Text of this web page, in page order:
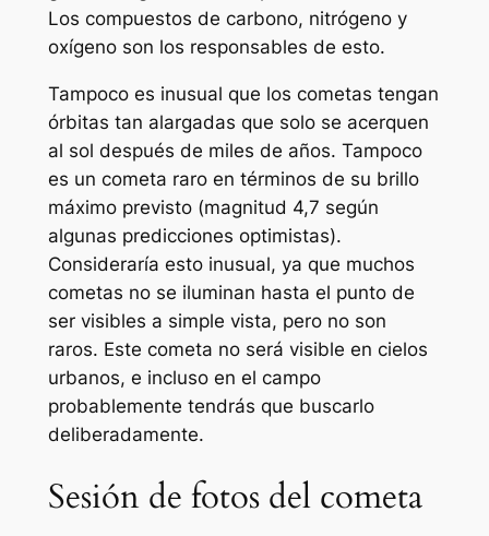
Los compuestos de carbono, nitrógeno y
oxígeno son los responsables de esto.
Tampoco es inusual que los cometas tengan
órbitas tan alargadas que solo se acerquen
al sol después de miles de años. Tampoco
es un cometa raro en términos de su brillo
máximo previsto (magnitud 4,7 según
algunas predicciones optimistas).
Consideraría esto inusual, ya que muchos
cometas no se iluminan hasta el punto de
ser visibles a simple vista, pero no son
raros. Este cometa no será visible en cielos
urbanos, e incluso en el campo
probablemente tendrás que buscarlo
deliberadamente.
Sesión de fotos del cometa